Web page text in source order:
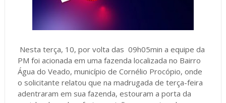
Nesta terça, 10, por volta das 09h05min a equipe da
PM foi acionada em uma fazenda localizada no Bairro
Água do Veado, município de Cornélio Procópio, onde
o solicitante relatou que na madrugada de terça-feira
adentraram em sua fazenda, estouram a porta da